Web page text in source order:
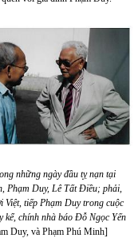
những ngày đầu tỵ nạn tại
Phạm Duy, Lê Tất Điều; phải,
tiếp Phạm Duy trong cuộc
chính nhà báo Đỗ Ngọc Yến
Duy, và Phạm Phú Minh]